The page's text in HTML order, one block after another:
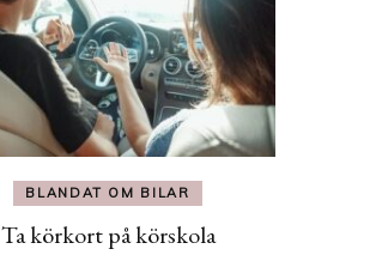
BLANDAT OM BILAR
Ta körkort på körskola